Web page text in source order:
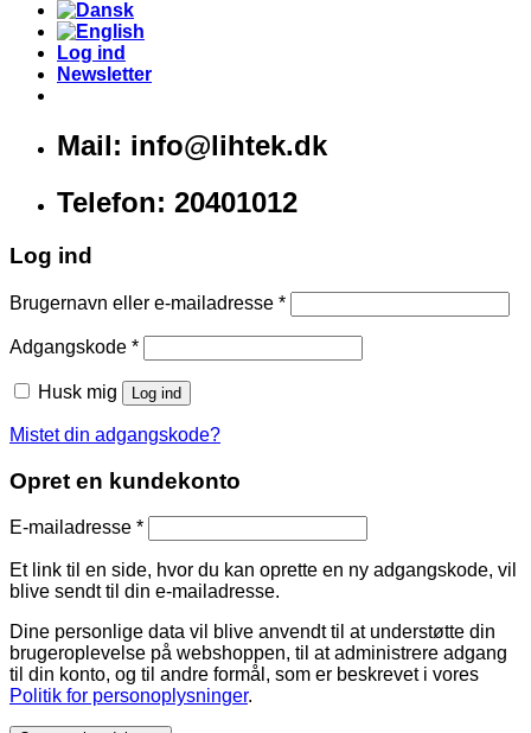
Log ind
Newsletter
Mail: info@lihtek.dk
Telefon: 20401012
Log ind
Brugernavn eller e-mailadresse *
Adgangskode *
Husk mig Log ind
Mistet din adgangskode?
Opret en kundekonto
E-mailadresse *
Et link til en side, hvor du kan oprette en ny adgangskode, vil
blive sendt til din e-mailadresse.
Dine personlige data vil blive anvendt til at understøtte din
brugeroplevelse på webshoppen, til at administrere adgang
til din konto, og til andre formål, som er beskrevet i vores
Politik for personoplysninger.